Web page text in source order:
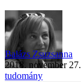
Balázs Zsuzsanna
2018. november 27.
tudomány